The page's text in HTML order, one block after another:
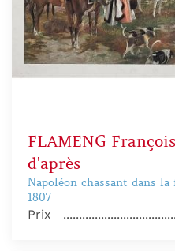
FLAMENG
d'après
Napoléon chassant dans
1807
Prix